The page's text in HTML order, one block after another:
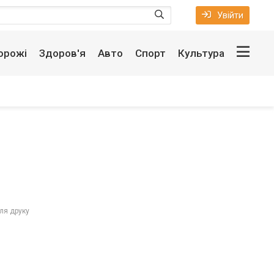
Увійти
Здоров'я Авто Спорт Культура
друку